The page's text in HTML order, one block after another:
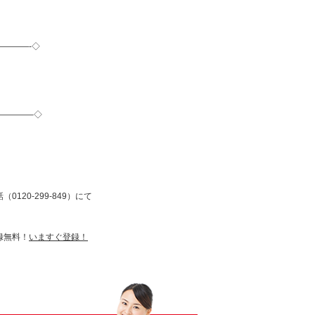
◇
（0120-299-849）にて
料！ いますぐ登録！